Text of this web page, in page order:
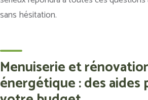
sans hésitation.
Menuiserie et
énergétique : des aides